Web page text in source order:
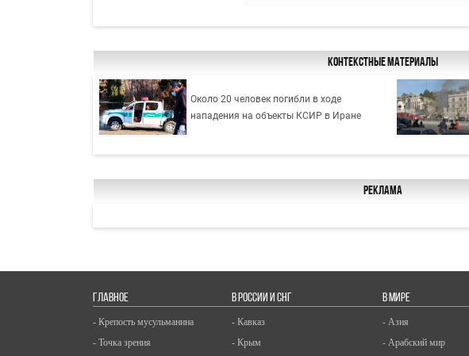
Контекстные материалы
Около 20 человек погибли в ходе
нападения на объекты КСИР в Иране
Реклама
ГЛАВНОЕ
- Крепость мусульманина
- Точка зрения
В РОССИИ И СНГ
- Кавказ
- Крым
В МИРЕ
- Азия
- Арабский мир